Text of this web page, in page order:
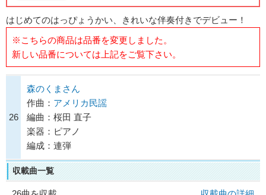
はじめてのはっぴょうかい、きれいな伴奏付きでデビュー！
※こちらの商品は品番を変更しました。
新しい品番については上記をご覧下さい。
26
森のくまさん
作曲： アメリカ民謡
編曲：桜田 直子
楽器：ピアノ
編成：連弾
収載曲一覧